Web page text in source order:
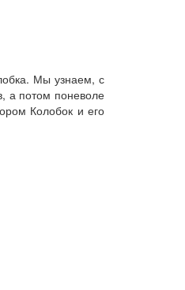
Мы узнаем, с
а потом поневоле
Колобок и его